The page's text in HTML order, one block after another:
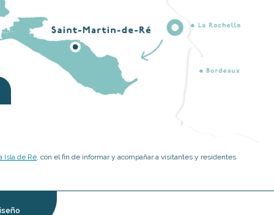
Isla de Ré, con el fin de informar y acompañar a visitantes y residentes